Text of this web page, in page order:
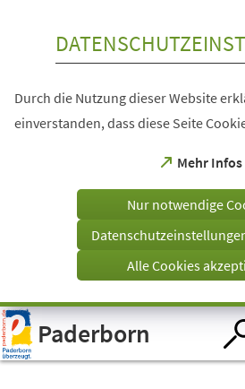
Visuelle
Assistenzsoftware
öffnen.
Durch die Nutzung dieser Website
einverstanden, dass diese Seite
Mehr Infos
(Öffnet
einem
Tab)
Nur notwendige
Alle Cookies
Paderborn